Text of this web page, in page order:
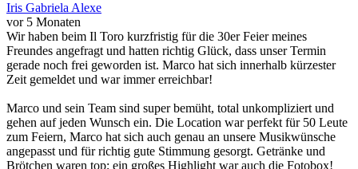
Iris Gabriela Alexe
vor 5 Monaten
Wir haben beim Il Toro kurzfristig für die 30er Feier meines
Freundes angefragt und hatten richtig Glück, dass unser Termin
gerade noch frei geworden ist. Marco hat sich innerhalb kürzester
Zeit gemeldet und war immer erreichbar!
Marco und sein Team sind super bemüht, total unkompliziert und
gehen auf jeden Wunsch ein. Die Location war perfekt für 50 Leute
zum Feiern, Marco hat sich auch genau an unsere Musikwünsche
angepasst und für richtig gute Stimmung gesorgt. Getränke und
Brötchen waren top; ein großes Highlight war auch die Fotobox!